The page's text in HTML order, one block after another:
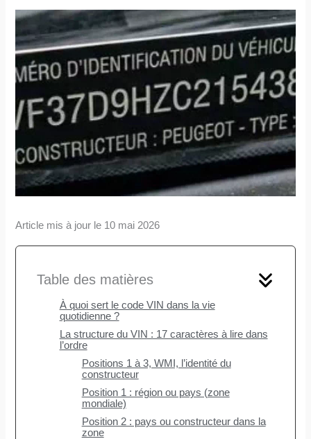
Article mis à jour le 10 mai 2026
Table des matières
À quoi sert le code VIN dans la vie
quotidienne ?
La structure du VIN : 17 caractères à lire dans
l’ordre
Positions 1 à 3, WMI, l’identité du
constructeur
Position 1 : région ou pays (zone
mondiale)
Position 2 : pays ou constructeur dans la
zone